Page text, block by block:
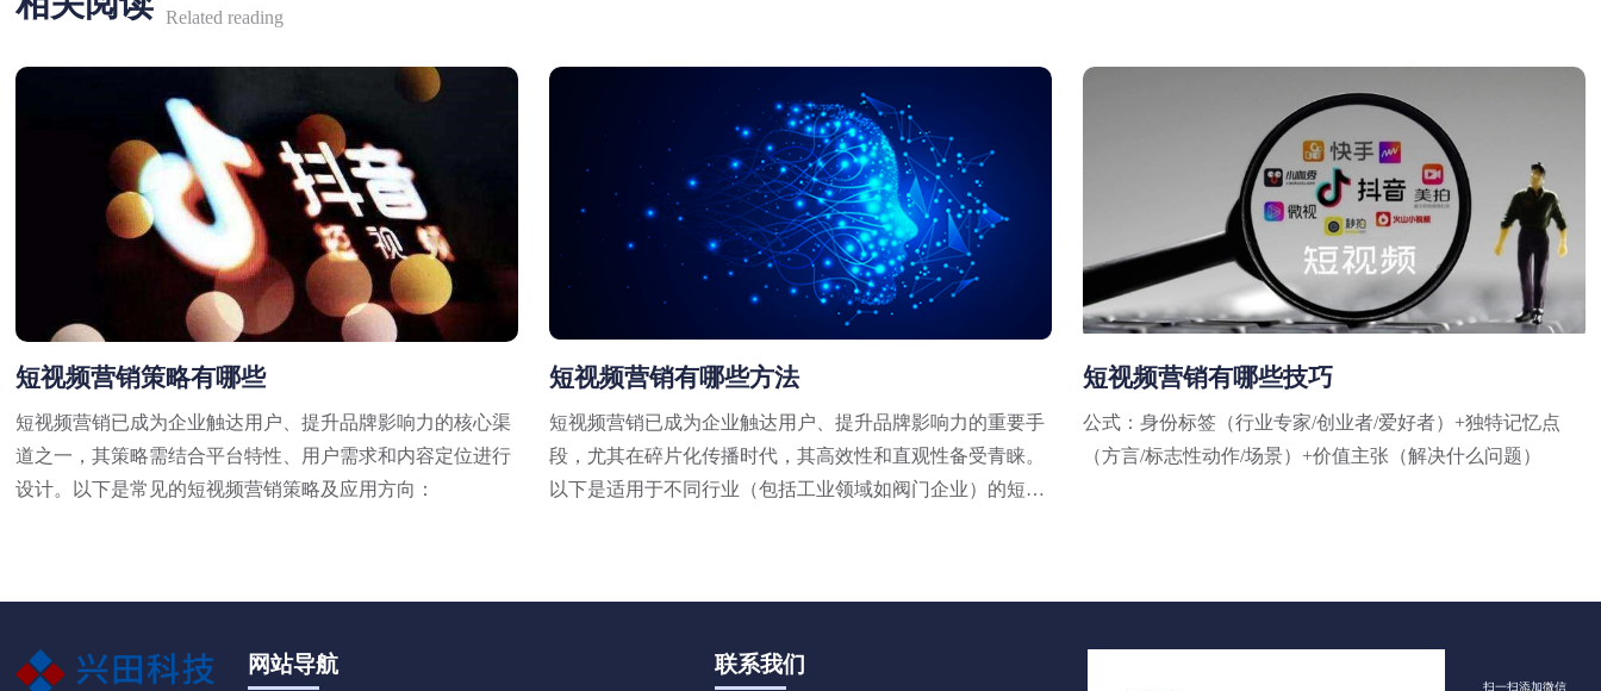
Related reading
短视频营销策略有哪些
短视频营销已成为企业触达用户、提升品牌影响力的核心渠
道之一，其策略需结合平台特性、用户需求和内容定位进行
设计。以下是常见的短视频营销策略及应用方向：
短视频营销有哪些方法
短视频营销已成为企业触达用户、提升品牌影响力的重要手
段，尤其在碎片化传播时代，其高效性和直观性备受青睐。
以下是适用于不同行业（包括工业领域如阀门企业）的短视
短视频营销有哪些技巧
公式：身份标签（行业专家/创业者/爱好者）+独特记忆点
（方言/标志性动作/场景）+价值主张（解决什么问题）
网站导航 联系我们
扫一扫添加微信